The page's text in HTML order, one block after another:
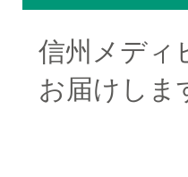
信州メディ
お届けしま